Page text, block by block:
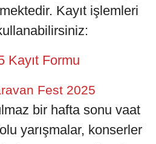
Kayıt işlemleri
Kayıt Formu
Fest 2025
bir hafta sonu vaat
yarışmalar, konserler